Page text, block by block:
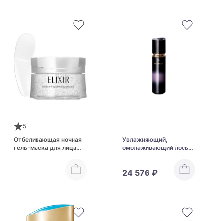
5
Отбеливающая ночная
гель-маска для лица
Brightening Sleeping Gel
Увлажняющий,
омолаживающий лосьон
Beauté Synactif Lotion
Hydrant
24 576 ₽